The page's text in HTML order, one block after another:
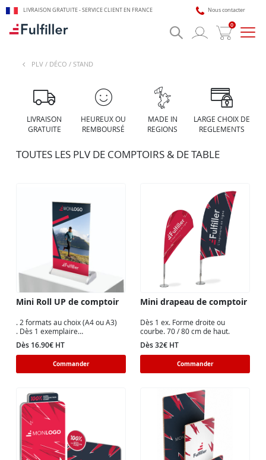
LIVRAISON GRATUITE - SERVICE CLIENT EN FRANCE Nous contacter
0
PLV / DÉCO / STAND
LIVRAISON
GRATUITE
HEUREUX OU
REMBOURSÉ
MADE IN
REGIONS
LARGE CHOIX DE
REGLEMENTS
TOUTES LES PLV DE COMPTOIRS & DE TABLE
Mini Roll UP de comptoir
. 2 formats au choix (A4 ou A3)
. Dès 1 exemplaire
. 2 matières au choix
Dès 16.90€ HT
Commander
Mini drapeau de comptoir
Dès 1 ex. Forme droite ou
courbe. 70 / 80 cm de haut.
Dès 32€ HT
Commander
🎯 Assistant impression Fulfiller